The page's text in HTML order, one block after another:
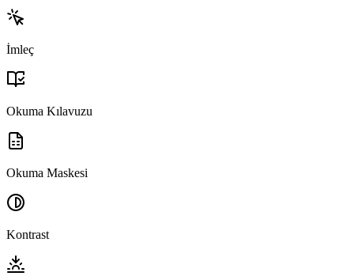
İmleç
Okuma Kılavuzu
Okuma Maskesi
Kontrast